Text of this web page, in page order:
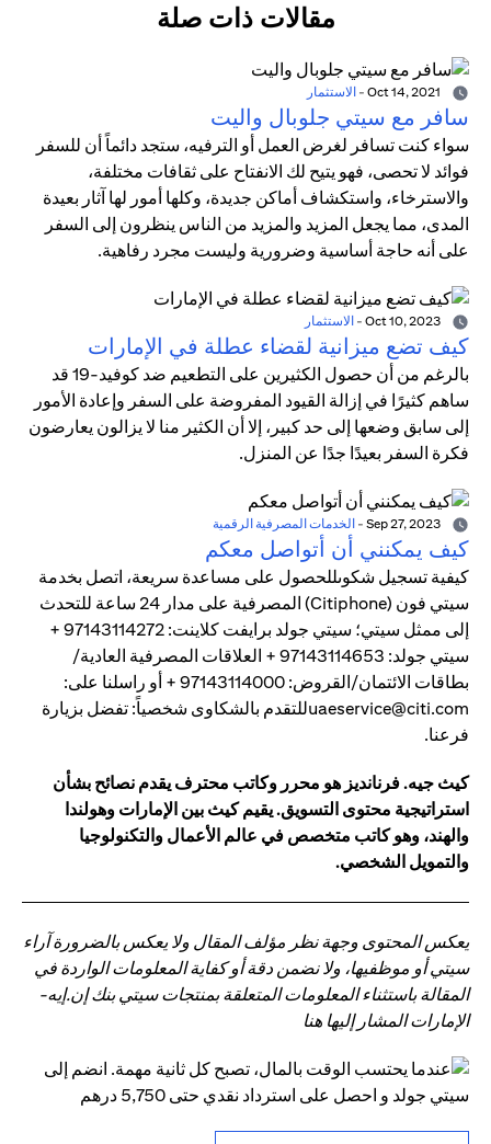
مقالات ذات صلة
- الاستثمار
سافر مع سيتي جلوبال واليت
سواء كنت تسافر لغرض العمل أو الترفيه، ستجد دائماً أن للسفر
فوائد لا تحصى، فهو يتيح لك الانفتاح على ثقافات مختلفة،
والاسترخاء، واستكشاف أماكن جديدة، وكلها أمور لها آثار بعيدة
المدى، مما يجعل المزيد والمزيد من الناس ينظرون إلى السفر
على أنه حاجة أساسية وضرورية وليست مجرد رفاهية.
- الاستثمار
كيف تضع ميزانية لقضاء عطلة في الإمارات
بالرغم من أن حصول الكثيرين على التطعيم ضد كوفيد-19 قد
ساهم كثيرًا في إزالة القيود المفروضة على السفر وإعادة الأمور
إلى سابق وضعها إلى حد كبير، إلا أن الكثير منا لا يزالون يعارضون
فكرة السفر بعيدًا جدًا عن المنزل.
- الخدمات المصرفية الرقمية
كيف يمكنني أن أتواصل معكم
كيفية تسجيل شكوىللحصول على مساعدة سريعة، اتصل بخدمة
سيتي فون (Citiphone) المصرفية على مدار 24 ساعة للتحدث
إلى ممثل سيتي؛ سيتي جولد برايفت كلاينت: 97143114272 +
سيتي جولد: 97143114653 + العلاقات المصرفية العادية/
بطاقات الائتمان/القروض: 97143114000 + أو راسلنا على:
uaeservice@citi.comللتقدم بالشكاوى شخصياً: تفضل بزيارة
فرعنا.
كيث جيه. فرنانديز هو محرر وكاتب محترف يقدم نصائح بشأن
استراتيجية محتوى التسويق. يقيم كيث بين الإمارات وهولندا
والهند، وهو كاتب متخصص في عالم الأعمال والتكنولوجيا
والتمويل الشخصي.
يعكس المحتوى وجهة نظر مؤلف المقال ولا يعكس بالضرورة آراء
سيتي أو موظفيها، ولا نضمن دقة أو كفاية المعلومات الواردة في
المقالة باستثناء المعلومات المتعلقة بمنتجات سيتي بنك إن.إيه-
الإمارات المشار إليها هنا